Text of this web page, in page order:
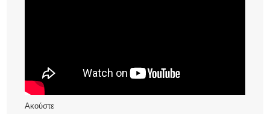
Ακούστε